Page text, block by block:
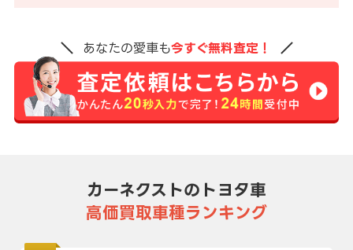
あなたの愛車も今すぐ無料査定！
カーネクストのトヨタ車
高価買取車種ランキング